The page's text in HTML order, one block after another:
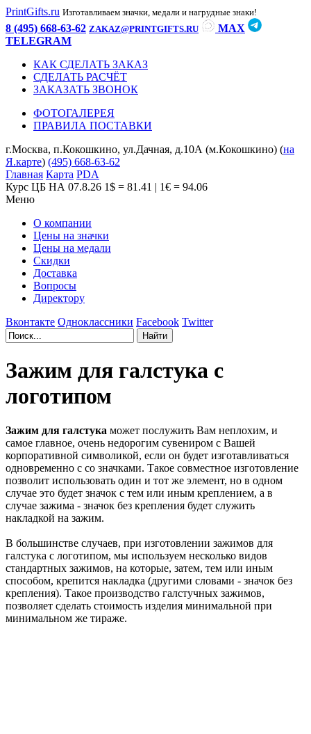
PrintGifts.ru Изготавливаем значки, медали и нагрудные знаки!
8 (495) 668-63-62 ZAKAZ@PRINTGIFTS.RU
MAX
TELEGRAM
КАК СДЕЛАТЬ ЗАКАЗ
СДЕЛАТЬ РАСЧЁТ
ЗАКАЗАТЬ ЗВОНОК
ФОТОГАЛЕРЕЯ
ПРАВИЛА ПОСТАВКИ
г.Москва, п.Кокошкино, ул.Дачная, д.10А (м.Кокошкино) (на
Я.карте) (495) 668-63-62
Главная Карта PDA
Курс ЦБ НА 07.8.26 1$ = 81.41 | 1€ = 94.06
Меню
О компании
Цены на значки
Цены на медали
Скидки
Доставка
Вопросы
Директору
Вконтакте Одноклассники Facebook Twitter
Зажим для галстука с
логотипом
Зажим для галстука может послужить Вам неплохим, и
самое главное, очень недорогим сувениром с Вашей
корпоративной символикой, если он будет изготавливаться
одновременно с со значками. Такое совместное изготовление
позволит использовать один и тот же элемент, но в одном
случае это будет значок с тем или иным креплением, а в
случае зажима - значок без крепления будет служить
накладкой на зажим.
В большинстве случаев, при изготовлении зажимов для
галстука с логотипом, мы используем несколько видов
стандартных зажимов, на которые, затем, тем или иным
способом, крепится накладка (другими словами - значок без
крепления). Такое производство галстучных зажимов,
позволяет сделать стоимость изделия минимальной при
минимальном же тираже.